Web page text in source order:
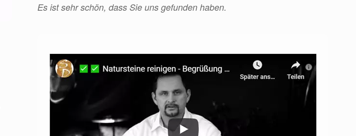
Es ist sehr schön, dass Sie uns gefunden haben.